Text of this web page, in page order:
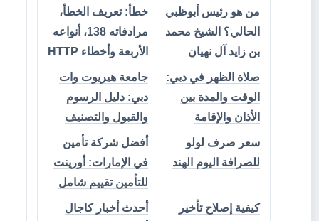
من هو رئيس أبوظبي
الحالي؟ الشيخ محمد
بن زايد آل نهيان
خطأ: تعريف الخطأ،
مرادفاته 138، أنواعه
الأربعة وأخطاء HTTP
صلاة الظهر في دبي:
الوقت والمدة بين
الأذان والإقامة
جامعة هيريوت وات
دبي: دليل الرسوم
والقبول والتصنيف
سعر صرف لولو
للصرافة اليوم الهند
أفضل شركة تأمين
في الإمارات: أورينت
للتأمين تقييم شامل
كيفية إصلاح تأخير
أحدث أخبار كاجال